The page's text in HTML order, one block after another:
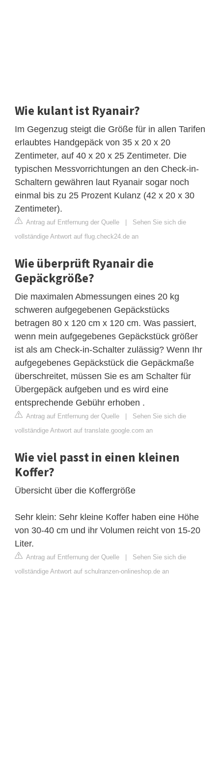
Wie kulant ist Ryanair?
Im Gegenzug steigt die Größe für in allen Tarifen
erlaubtes Handgepäck von 35 x 20 x 20
Zentimeter, auf 40 x 20 x 25 Zentimeter. Die
typischen Messvorrichtungen an den Check-in-
Schaltern gewähren laut Ryanair sogar noch
einmal bis zu 25 Prozent Kulanz (42 x 20 x 30
Zentimeter).
Antrag auf Entfernung der Quelle | Sehen Sie sich die
vollständige Antwort auf flug.check24.de an
Wie überprüft Ryanair die
Gepäckgröße?
Die maximalen Abmessungen eines 20 kg
schweren aufgegebenen Gepäckstücks
betragen 80 x 120 cm x 120 cm. Was passiert,
wenn mein aufgegebenes Gepäckstück größer
ist als am Check-in-Schalter zulässig? Wenn Ihr
aufgegebenes Gepäckstück die Gepäckmaße
überschreitet, müssen Sie es am Schalter für
Übergepäck aufgeben und es wird eine
entsprechende Gebühr erhoben .
Antrag auf Entfernung der Quelle | Sehen Sie sich die
vollständige Antwort auf translate.google.com an
Wie viel passt in einen kleinen
Koffer?
Übersicht über die Koffergröße
Sehr klein: Sehr kleine Koffer haben eine Höhe
von 30-40 cm und ihr Volumen reicht von 15-20
Liter.
Antrag auf Entfernung der Quelle | Sehen Sie sich die
vollständige Antwort auf schulranzen-onlineshop.de an